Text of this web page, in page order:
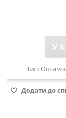
У
Тип:
Додати до